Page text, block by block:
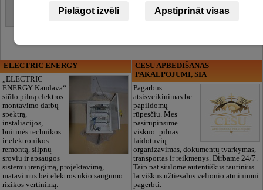
Relaksacijos zonos
ELECTRIC ENERGY
„ELECTRIC
ENERGY Kandava“
siūlo pilną elektros
montavimo darbų
spektrą,
instaliacijos,
buitinės technikos
ir elektronikos
remontą, silpnų
srovių ir apsaugos
sistemų įrengimą, projektavimą,
matavimus bei elektros ūkio saugumo
rizikos vertinimą.
CĒSU APBEDĪŠANAS
PAKALPOJUMI, SIA
Pagarbus
atsisveikinimas be
papildomų
rūpesčių. Mes
pasirūpinsime
viskuo: pilnas
laidotuvių
organizavimas, dokumentų tvarkymas,
transportas ir reikmenys. Dirbame 24/7.
Taip pat siūlome autentiškus tautinius
latviškus užtiesalus velionio atminimui
pagerbti.
Pielāgot izvēli Apstiprināt visas